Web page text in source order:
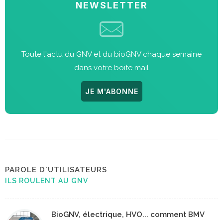
NEWSLETTER
Toute l'actu du GNV et du bioGNV chaque semaine
dans votre boite mail
JE M'ABONNE
PAROLE D'UTILISATEURS
ILS ROULENT AU GNV
BioGNV, électrique, HVO... comment BMV